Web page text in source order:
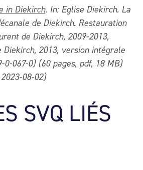
in Diekirch. In: Eglise Diekirch. La
de Diekirch. Restauration
de Diekirch, 2009-2013,
Diekirch, 2013, version intégrale
0-067-0) (60 pages, pdf, 18 MB)
08-02)
SVQ LIÉS